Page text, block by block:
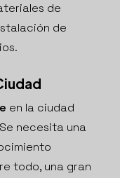
de
de
en la ciudad
necesita una
todo, una gran